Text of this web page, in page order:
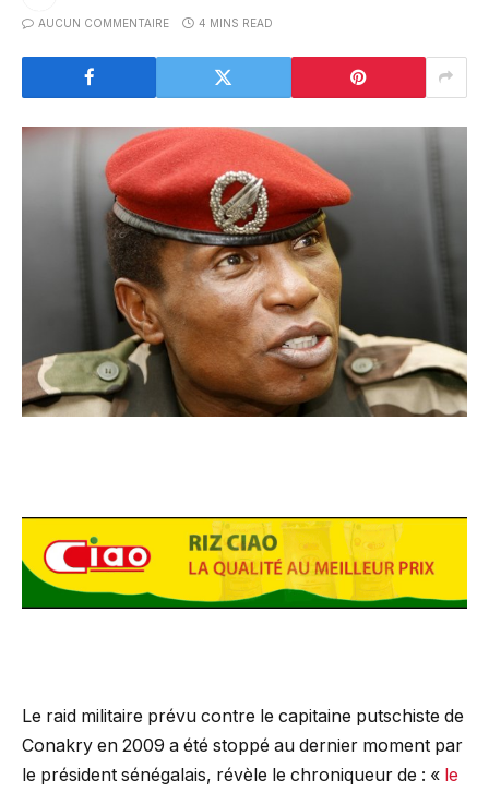
AUCUN COMMENTAIRE 4 MINS READ
Le raid militaire prévu contre le capitaine putschiste de
Conakry en 2009 a été stoppé au dernier moment par
le président sénégalais, révèle le chroniqueur de : « le